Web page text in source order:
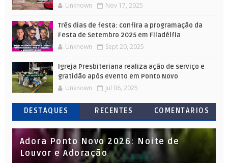
Unknown Nov 17, 2025
Três dias de festa: confira a programação da
Festa de Setembro 2025 em Filadélfia
Unknown Sept 20, 2025
Igreja Presbiteriana realiza ação de serviço e
gratidão após evento em Ponto Novo
Unknown Jul 06, 2025
DESTAQUES RECENTES COMENTARIOS
Adora Ponto Novo 2026: Noite de
Louvor e Adoração